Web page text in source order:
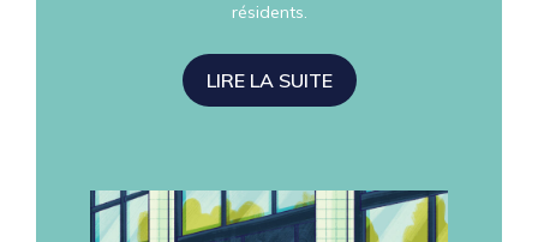
résidents.
LIRE LA SUITE